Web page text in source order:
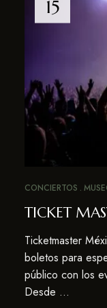
15
CONCIERTOS
TICKET
Ticketmaster
boletos para
público con los
Desde …